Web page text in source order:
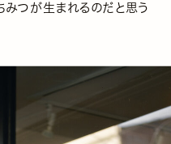
みつが生まれるのだと思う